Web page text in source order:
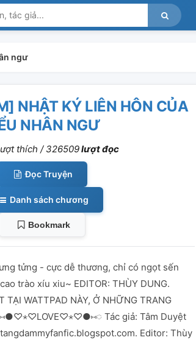
ngư
NHẬT KÝ LIÊN HÔN CỦA
NHÂN NGƯ
thích / 326509lượt đọc
Đọc Truyện
Danh sách chương
Bookmark
tửng - cực dễ thương, chỉ có ngọt sến
trào xíu xiu~ EDITOR: THÙY DUNG.
TẠI WATTPAD NÀY, Ở NHỮNG TRANG
Tác giả: Tâm Duyệt
Editor: Thùy